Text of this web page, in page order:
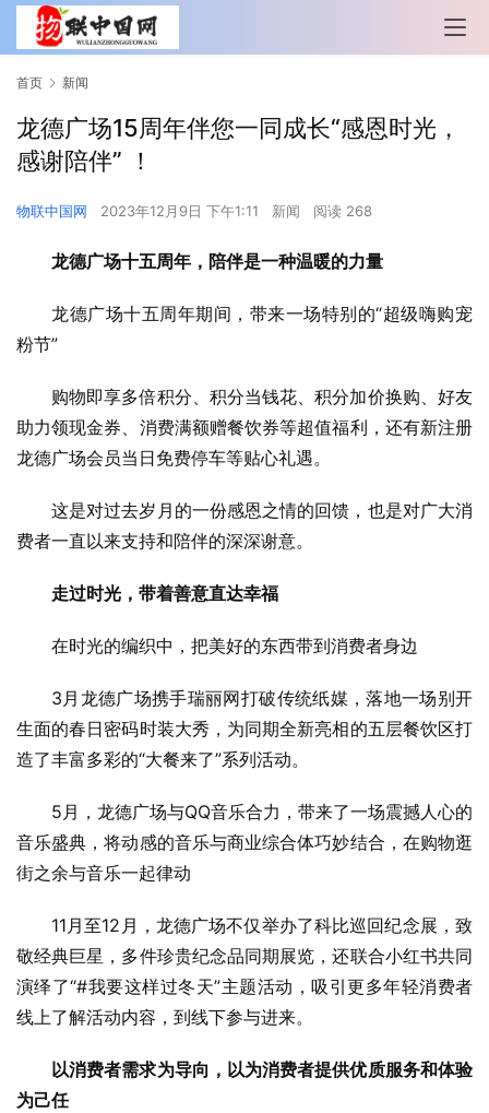
首页 新闻
龙德广场15周年伴您一同成长“感恩时光，
感谢陪伴” ！
物联中国网 2023年12月9日 下午1:11 新闻 阅读 268
龙德广场十五周年，陪伴是一种温暖的力量
龙德广场十五周年期间，带来一场特别的“超级嗨购宠
粉节”
购物即享多倍积分、积分当钱花、积分加价换购、好友
助力领现金券、消费满额赠餐饮券等超值福利，还有新注册
龙德广场会员当日免费停车等贴心礼遇。
这是对过去岁月的一份感恩之情的回馈，也是对广大消
费者一直以来支持和陪伴的深深谢意。
走过时光，带着善意直达幸福
在时光的编织中，把美好的东西带到消费者身边
3月龙德广场携手瑞丽网打破传统纸媒，落地一场别开
生面的春日密码时装大秀，为同期全新亮相的五层餐饮区打
造了丰富多彩的“大餐来了”系列活动。
5月，龙德广场与QQ音乐合力，带来了一场震撼人心的
音乐盛典，将动感的音乐与商业综合体巧妙结合，在购物逛
街之余与音乐一起律动
11月至12月，龙德广场不仅举办了科比巡回纪念展，致
敬经典巨星，多件珍贵纪念品同期展览，还联合小红书共同
演绎了“#我要这样过冬天”主题活动，吸引更多年轻消费者
线上了解活动内容，到线下参与进来。
以消费者需求为导向，以为消费者提供优质服务和体验
为己任